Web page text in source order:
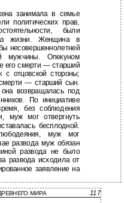
занимала в семье
политических прав,
были
жизни. Женщина в
несовершеннолетней
мужчины. Опекуном
его смерти — старший
с отцовской стороны;
— старший сын.
возвращалась под
По инициативе
без соблюдения
муж мог отвергнуть
бесплодной.
муж мог
развода муж обязан
развода не было
развода исходила от
заявление на
МИРА 117